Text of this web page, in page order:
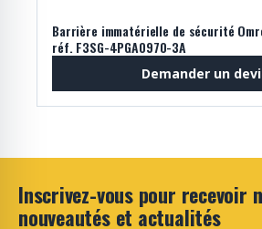
Barrière immatérielle de sécurité
réf. F3SG-4PGA0970-3A
Demander un
Inscrivez-vous pour recevoir
nouveautés et actualités